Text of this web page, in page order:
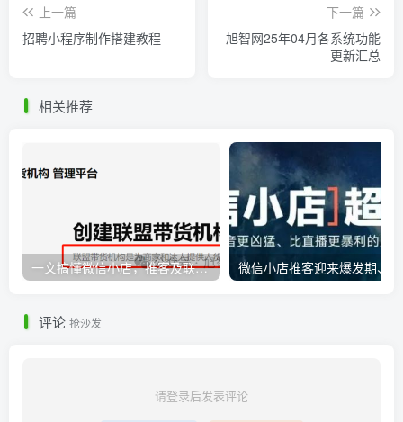
上一篇
招聘小程序制作搭建教程
下一篇
旭智网25年04月各系统功能
更新汇总
相关推荐
一文搞懂微信小店，推客及联盟带货机构之间的相互联系
评论 抢沙发
请登录后发表评论